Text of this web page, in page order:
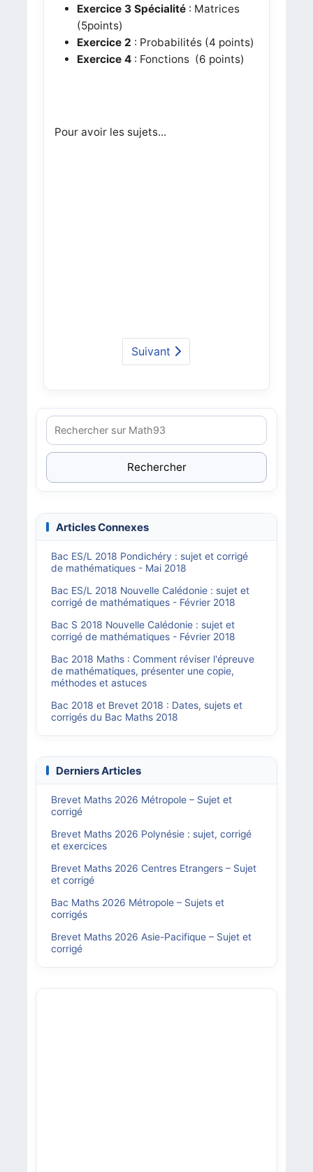
Exercice 3 Spécialité: Matrices
(5points)
Exercice 2 : Probabilités (4 points)
Exercice 4 : Fonctions (6 points)
Pour avoir les sujets...
Suivant
Rechercher
Articles Connexes
Bac ES/L 2018 Pondichéry : sujet et corrigé
de mathématiques - Mai 2018
Bac ES/L 2018 Nouvelle Calédonie : sujet et
corrigé de mathématiques - Février 2018
Bac S 2018 Nouvelle Calédonie : sujet et
corrigé de mathématiques - Février 2018
Bac 2018 Maths : Comment réviser l'épreuve
de mathématiques, présenter une copie,
méthodes et astuces
Bac 2018 et Brevet 2018 : Dates, sujets et
corrigés du Bac Maths 2018
Derniers Articles
Brevet Maths 2026 Métropole – Sujet et
corrigé
Brevet Maths 2026 Polynésie : sujet, corrigé
et exercices
Brevet Maths 2026 Centres Etrangers – Sujet
et corrigé
Bac Maths 2026 Métropole – Sujets et
corrigés
Brevet Maths 2026 Asie-Pacifique – Sujet et
corrigé